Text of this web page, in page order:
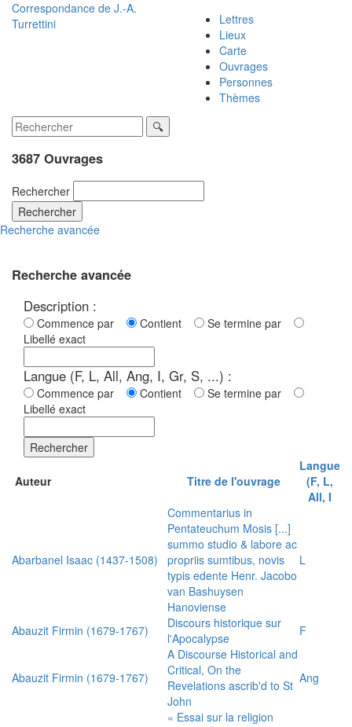
Correspondance de J.-A.
Turrettini
Lettres
Lieux
Carte
Ouvrages
Personnes
Thèmes
3687 Ouvrages
Rechercher
Rechercher
Recherche avancée
Recherche avancée
Description :
Commence par Contient
Se termine par
Libellé exact
Langue (F, L, All, Ang, I, Gr, S, ...) :
Commence par Contient
Se termine par
Libellé exact
Rechercher
Auteur Titre de l'ouvrage
Langue
(F, L,
All, I
Abarbanel Isaac (1437-1508)
Commentarius in
Pentateuchum Mosis [...]
summo studio & labore ac
propriis sumtibus, novis
typis edente Henr. Jacobo
van Bashuysen
Hanoviense
L
Abauzit Firmin (1679-1767)
Discours historique sur
l'Apocalypse
F
Abauzit Firmin (1679-1767)
A Discourse Historical and
Critical, On the
Revelations ascrib'd to St
John
Ang
« Essai sur la religion